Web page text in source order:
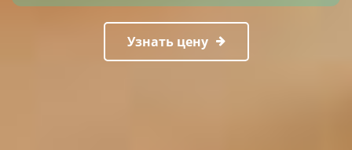
Узнать цену